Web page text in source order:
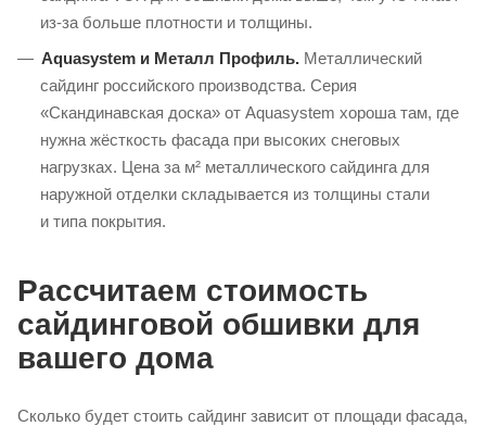
из-за больше плотности и толщины.
Aquasystem и Металл Профиль. Металлический
сайдинг российского производства. Серия
«Скандинавская доска» от Aquasystem хороша там, где
нужна жёсткость фасада при высоких снеговых
нагрузках. Цена за м² металлического сайдинга для
наружной отделки складывается из толщины стали
и типа покрытия.
Рассчитаем стоимость
сайдинговой обшивки для
вашего дома
Сколько будет стоить сайдинг зависит от площади фасада,